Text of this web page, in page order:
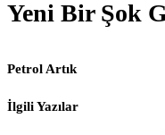
Yeni Bir Şok
Petrol Artık
İlgili Yazılar